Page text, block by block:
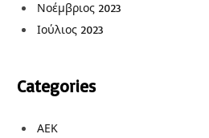
Νοέμβριος 2023
Ιούλιος 2023
Categories
ΑΕΚ